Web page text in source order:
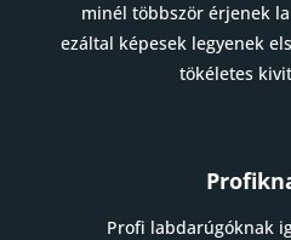
minél többször érjenek
ezáltal képesek legyenek
tökéletes
Profi labdarúgóknak